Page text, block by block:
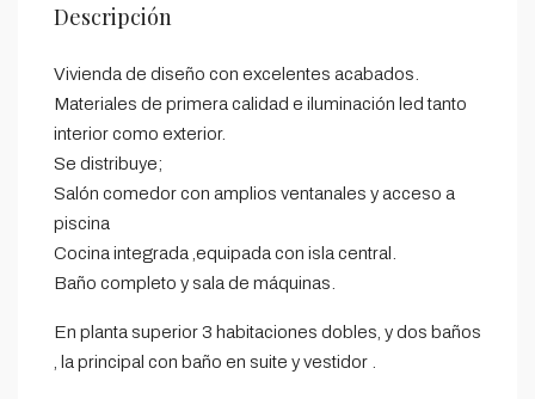
Descripción
Vivienda de diseño con excelentes acabados.
Materiales de primera calidad e iluminación led tanto
interior como exterior.
Se distribuye;
Salón comedor con amplios ventanales y acceso a
piscina
Cocina integrada ,equipada con isla central.
Baño completo y sala de máquinas.
En planta superior 3 habitaciones dobles, y dos baños
, la principal con baño en suite y vestidor .